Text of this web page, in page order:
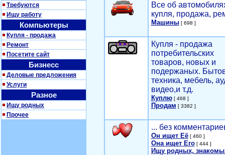
Требуются
Ищу работу
Компьютеры
Купля - продажа
Ремонт
Посетите сайт
Бизнесс
Деловые предложения
Услуги
Разное
Ищу родных
Прочее
Все об
купля, продажа,
Машины[ 698 ]
Купля - продажа
потребительских
товаров, новых и
подержаных.
техника, мебель,
видео,и т.д.
Куплю[ 468 ]
Продам [ 3382 ]
... без
Он ищет Её[ 460 ]
Она ищет Его[ 444 ]
Ищу родных,